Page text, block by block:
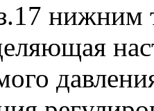
нижним